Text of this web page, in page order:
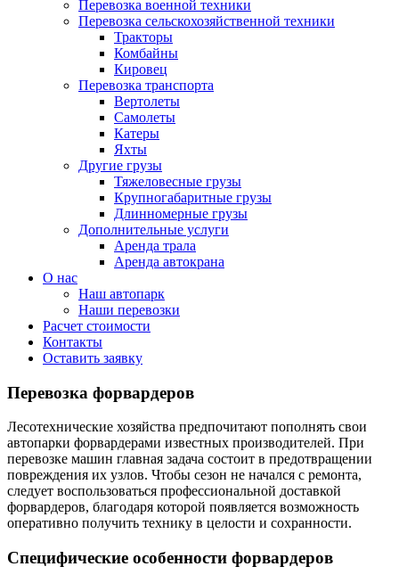
Перевозка военной техники
Перевозка сельскохозяйственной техники
Тракторы
Комбайны
Кировец
Перевозка транспорта
Вертолеты
Самолеты
Катеры
Яхты
Другие грузы
Тяжеловесные грузы
Крупногабаритные грузы
Длинномерные грузы
Дополнительные услуги
Аренда трала
Аренда автокрана
О нас
Наш автопарк
Наши перевозки
Расчет стоимости
Контакты
Оставить заявку
Перевозка форвардеров
Лесотехнические хозяйства предпочитают пополнять свои
автопарки форвардерами известных производителей. При
перевозке машин главная задача состоит в предотвращении
повреждения их узлов. Чтобы сезон не начался с ремонта,
следует воспользоваться профессиональной доставкой
форвардеров, благодаря которой появляется возможность
оперативно получить технику в целости и сохранности.
Специфические особенности форвардеров